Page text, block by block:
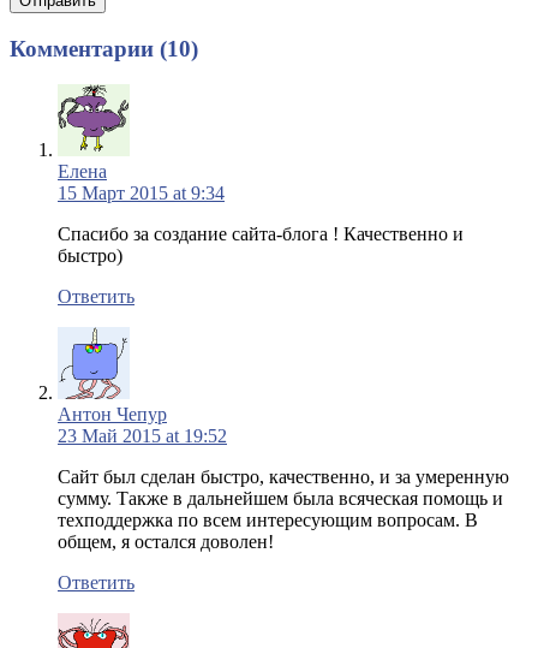
Комментарии (10)
Елена
15 Март 2015 at 9:34
Спасибо за создание сайта-блога ! Качественно и
быстро)
Ответить
Антон Чепур
23 Май 2015 at 19:52
Сайт был сделан быстро, качественно, и за умеренную
сумму. Также в дальнейшем была всяческая помощь и
техподдержка по всем интересующим вопросам. В
общем, я остался доволен!
Ответить